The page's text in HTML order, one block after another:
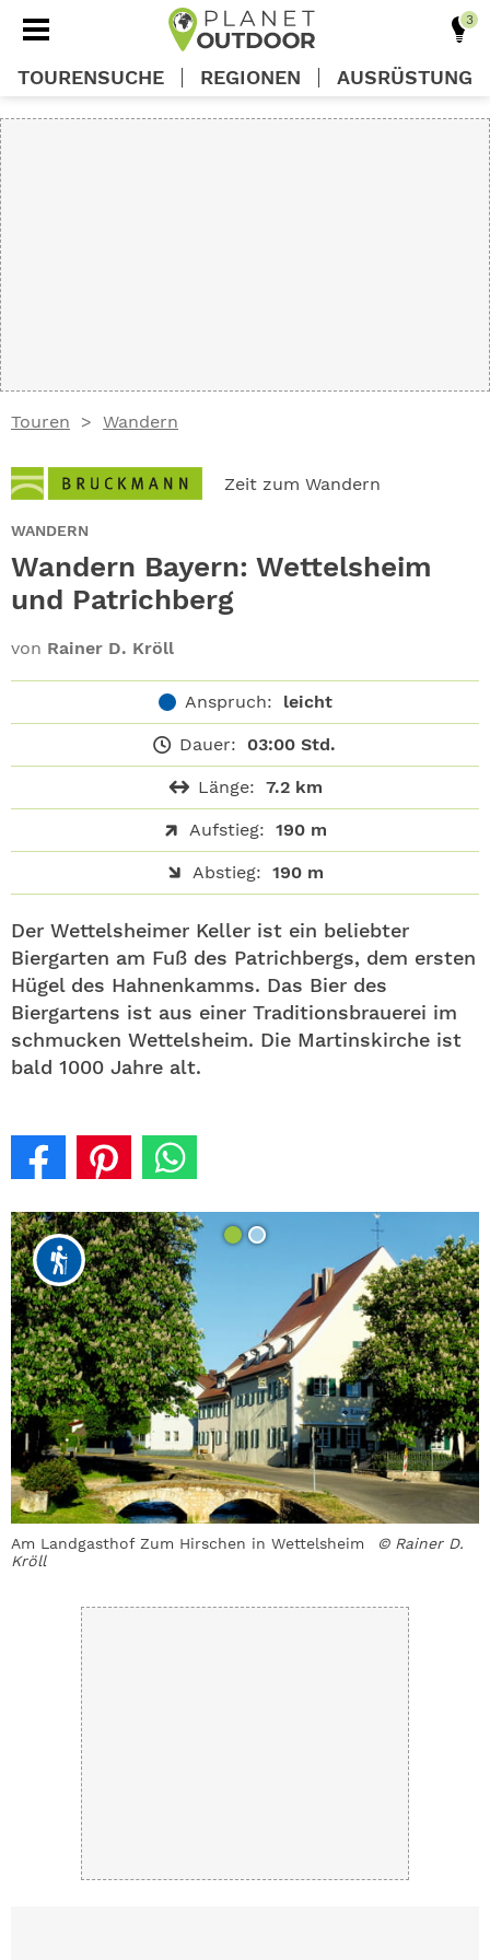
Touren Wandern
Zeit zum Wandern
WANDERN
Wandern Bayern: Wettelsheim
und Patrichberg
von Rainer D. Kröll
Anspruch: leicht
Dauer: 03:00 Std.
Länge: 7.2 km
Aufstieg: 190 m
Abstieg: 190 m
Der Wettelsheimer Keller ist ein beliebter
Biergarten am Fuß des Patrichbergs, dem ersten
Hügel des Hahnenkamms. Das Bier des
Biergartens ist aus einer Traditionsbrauerei im
schmucken Wettelsheim. Die Martinskirche ist
bald 1000 Jahre alt.
Am Landgasthof Zum Hirschen in Wettelsheim
© Rainer D.
Kröll
TOURENSUCHE REGIONEN AUSRÜSTUNG
ABO
GEWINNEN
NEWSLETTER
SHOP